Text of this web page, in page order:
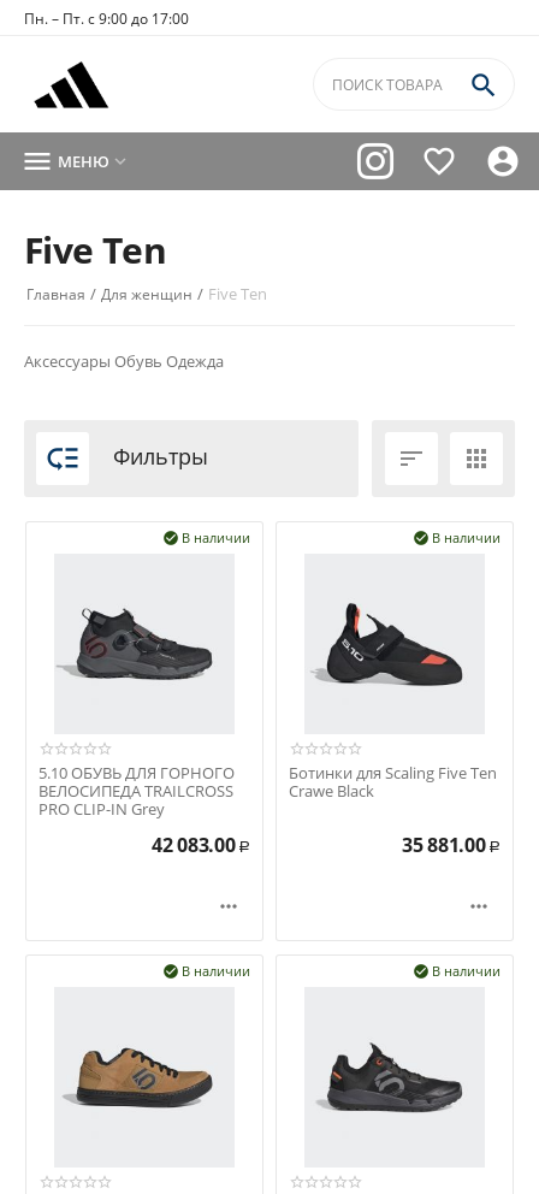
Пн. – Пт. с 9:00 до 17:00



 МЕНЮ 
Five Ten
Главная / Для женщин / Five Ten
Аксессуары Обувь Одежда
 Фильтры  
В наличии

5.10 ОБУВЬ ДЛЯ ГОРНОГО
ВЕЛОСИПЕДА TRAILCROSS
PRO CLIP-IN Grey
42 083.00 Р

В наличии

Ботинки для Scaling Five Ten
Crawe Black
35 881.00 Р

В наличии
 В наличии
